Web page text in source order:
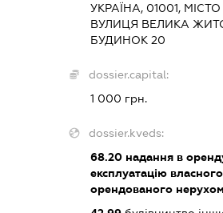
УКРАЇНА, 01001, МІСТО
ВУЛИЦЯ ВЕЛИКА
БУДИНОК 20
dossier.capital:
1 000 грн.
dossier.kveds:
68.20 надання в
експлуатацію
орендованого